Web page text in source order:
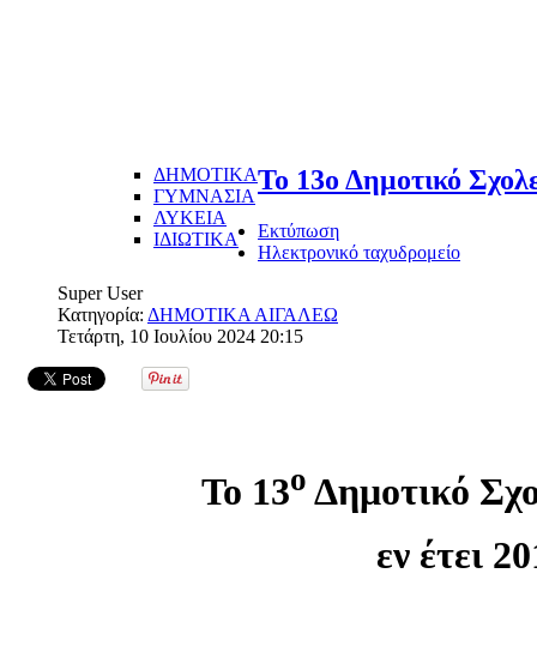
ΔΗΜΟΤΙΚΑ
ΓΥΜΝΑΣΙΑ
ΛΥΚΕΙΑ
ΙΔΙΩΤΙΚΑ
Το 13ο Δημοτικό
Εκτύπωση
Ηλεκτρονικό ταχυδρομείο
Super User
Κατηγορία: ΔΗΜΟΤΙΚΑ ΑΙΓΑΛΕΩ
Τετάρτη, 10 Ιουλίου 2024 20:15
Το 13ο Δημοτικό
εν έτει